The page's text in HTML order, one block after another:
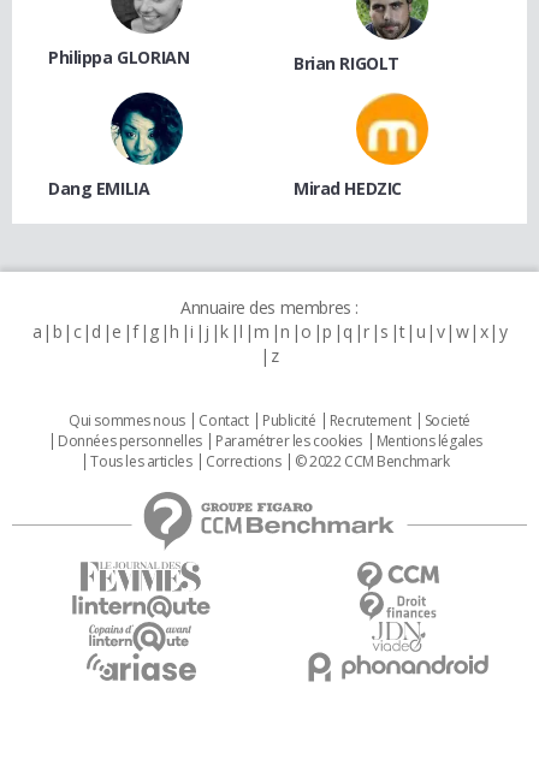
Philippa GLORIAN Brian RIGOLT
Dang EMILIA Mirad HEDZIC
Annuaire des membres :
a b c d e f g h i j k l m n o p q r s t u v w x y
z
Qui sommes nous Contact Publicité Recrutement
Societé
Données personnelles
Paramétrer les cookies
Mentions légales
Tous les articles
Corrections © 2022 CCM Benchmark